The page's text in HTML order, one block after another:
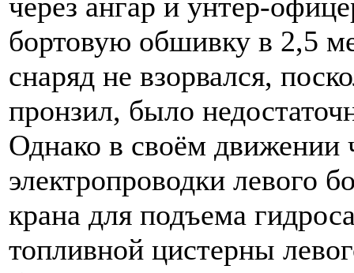
бортовую обшивку в 2,5
снаряд не взорвался,
пронзил, было
Однако в своём движении
электропроводки левого
крана для подъема
топливной цистерны